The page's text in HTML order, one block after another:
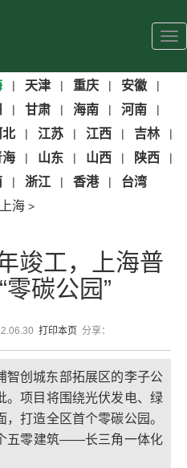
| 天津 | 重庆 | 安徽 |
| 甘肃 | 海南 | 河南 |
北 | 江苏 | 江西 | 吉林 |
海 | 山东 | 山西 | 陕西 |
| 浙江 | 香港 |
台湾
上海 >
竣工，上海普
零碳公园”
打印本页分享：
智创城东部拓展区的李子公
。项目将围绕光伏发电、绿
打造全区首个零碳公园。
五零建筑——长三角一体化